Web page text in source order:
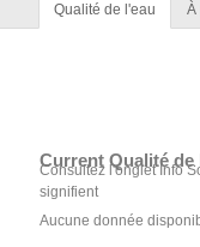
Qualité de l'eau À
Current Qualité de
Consultez l'onglet Info
signifient
Aucune donnée